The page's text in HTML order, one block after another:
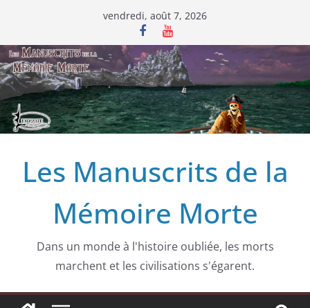
contenu
vendredi, août 7, 2026
Les Manuscrits de la
Mémoire Morte
Dans un monde à l'histoire oubliée, les morts
marchent et les civilisations s'égarent.